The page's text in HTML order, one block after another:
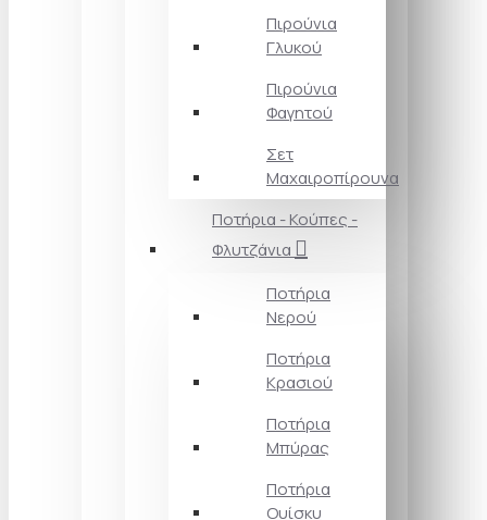
Πιρούνια
Γλυκού
Πιρούνια
Φαγητού
Σετ
Μαχαιροπίρουνα
Ποτήρια - Κούπες -
Φλυτζάνια
Ποτήρια
Νερού
Ποτήρια
Κρασιού
Ποτήρια
Μπύρας
Ποτήρια
Ουίσκυ